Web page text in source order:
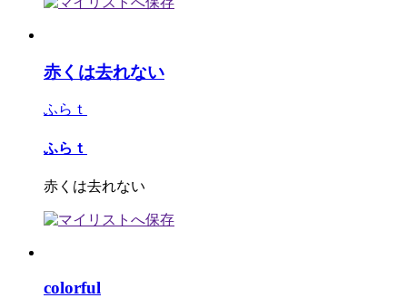
赤くは去れない
ふらｔ
ふらｔ
赤くは去れない
colorful